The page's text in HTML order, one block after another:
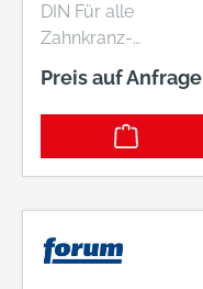
DIN Für alle
Zahnkranz-
Preis auf Anfrage